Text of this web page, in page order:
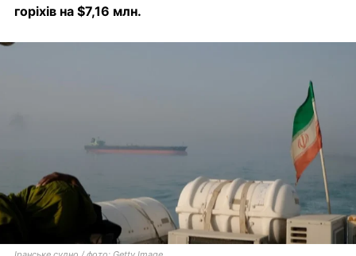
горіхів на $7,16 млн.